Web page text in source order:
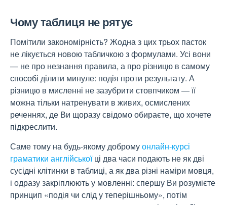
Чому таблиця не рятує
Помітили закономірність? Жодна з цих трьох пасток
не лікується новою табличкою з формулами. Усі вони
— не про незнання правила, а про різницю в самому
способі ділити минуле: подія проти результату. А
різницю в мисленні не зазубрити стовпчиком — її
можна тільки натренувати в живих, осмислених
реченнях, де Ви щоразу свідомо обираєте, що хочете
підкреслити.
Саме тому на будь-якому добромуонлайн-курсі
граматики англійськоїці два часи подають не як дві
сусідні клітинки в таблиці, а як два різні наміри мовця,
і одразу закріплюють у мовленні: спершу Ви розумієте
принцип «подія чи слід у теперішньому», потім